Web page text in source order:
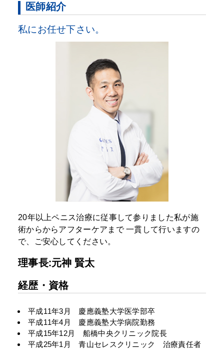
医師紹介
私にお任せ下さい。
20年以上ペニス治療に従事して参りました私が施
術からからアフターケアまで一貫して行いますの
で、ご安心してください。
理事長:元神 賢太
経歴・資格
平成11年3月 慶應義塾大学医学部卒
平成11年4月 慶應義塾大学病院勤務
平成15年12月 船橋中央クリニック院長
平成25年1月 青山セレスクリニック 治療責任者